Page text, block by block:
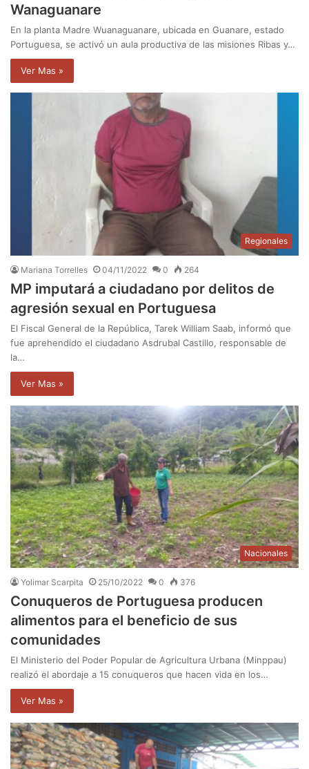
Wanaguanare
En la planta Madre Wuanaguanare, ubicada en Guanare, estado
Portuguesa, se activó un aula productiva de las misiones Ribas y…
Ver Mas »
Regionales
Mariana Torrelles 04/11/2022 0 264
MP imputará a ciudadano por delitos de
agresión sexual en Portuguesa
El Fiscal General de la República, Tarek William Saab, informó que
fue aprehendido el ciudadano Asdrubal Castillo, responsable de
la…
Ver Mas »
Nacionales
Yolimar Scarpita 25/10/2022 0 376
Conuqueros de Portuguesa producen
alimentos para el beneficio de sus
comunidades
El Ministerio del Poder Popular de Agricultura Urbana (Minppau)
realizó el abordaje a 15 conuqueros que hacen vida en los…
Ver Mas »